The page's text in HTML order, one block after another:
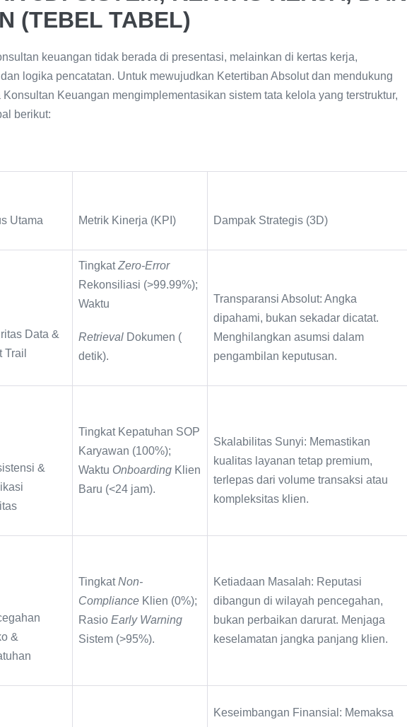
(TEBEL TABEL)
keuangan tidak berada di presentasi, melainkan di kertas kerja,
logika pencatatan. Untuk mewujudkan Ketertiban Absolut dan mendukung
Konsultan Keuangan mengimplementasikan sistem tata kelola yang terstruktur,
berikut:
Utama
Metrik Kinerja (KPI) Dampak Strategis (3D)
Data &
Trail
TingkatZero-Error
Rekonsiliasi (>99.99%);
Waktu
Retrieval Dokumen (
detik).
Transparansi Absolut: Angka
dipahami, bukan sekadar dicatat.
Menghilangkan asumsi dalam
pengambilan keputusan.
&
Tingkat Kepatuhan SOP
Karyawan (100%);
Waktu Onboarding Klien
Baru (<24 jam).
Skalabilitas Sunyi: Memastikan
kualitas layanan tetap premium,
terlepas dari volume transaksi atau
kompleksitas klien.
&
TingkatNon-
Compliance Klien (0%);
Rasio Early Warning
Sistem (>95%).
Ketiadaan Masalah: Reputasi
dibangun di wilayah pencegahan,
bukan perbaikan darurat. Menjaga
keselamatan jangka panjang klien.
Keseimbangan Finansial: Memaksa